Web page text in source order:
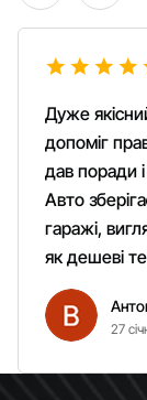
Дуже
допоміг
дав поради
Авто
гаражі,
як дешеві
вітром.
Рекомендую
27